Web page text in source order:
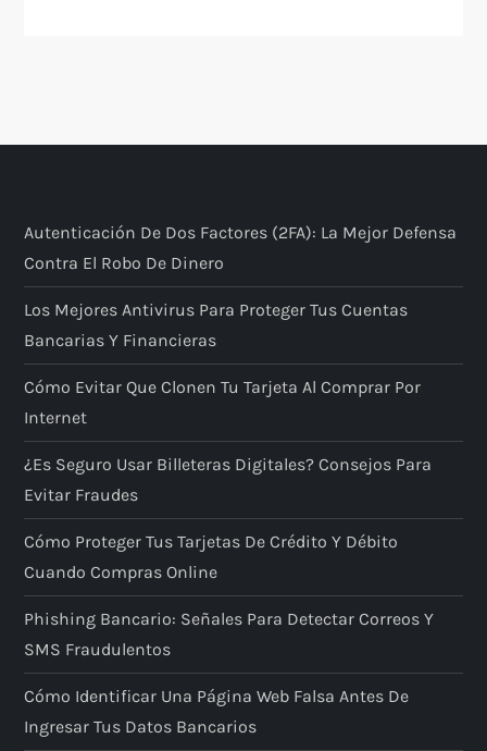
Autenticación De Dos Factores (2FA): La Mejor Defensa
Contra El Robo De Dinero
Los Mejores Antivirus Para Proteger Tus Cuentas
Bancarias Y Financieras
Cómo Evitar Que Clonen Tu Tarjeta Al Comprar Por
Internet
¿Es Seguro Usar Billeteras Digitales? Consejos Para
Evitar Fraudes
Cómo Proteger Tus Tarjetas De Crédito Y Débito
Cuando Compras Online
Phishing Bancario: Señales Para Detectar Correos Y
SMS Fraudulentos
Cómo Identificar Una Página Web Falsa Antes De
Ingresar Tus Datos Bancarios